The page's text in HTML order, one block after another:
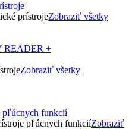
prístrojeZobraziť všetky
Zobraziť všetky
pľúcnych funkcií
pľúcnych funkciíZobraziť